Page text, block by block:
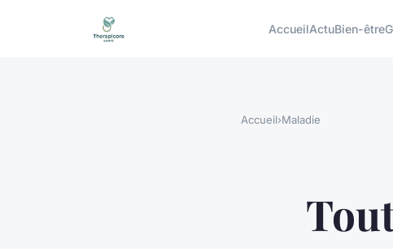
AccueilActuBien-être
Accueil›Maladie